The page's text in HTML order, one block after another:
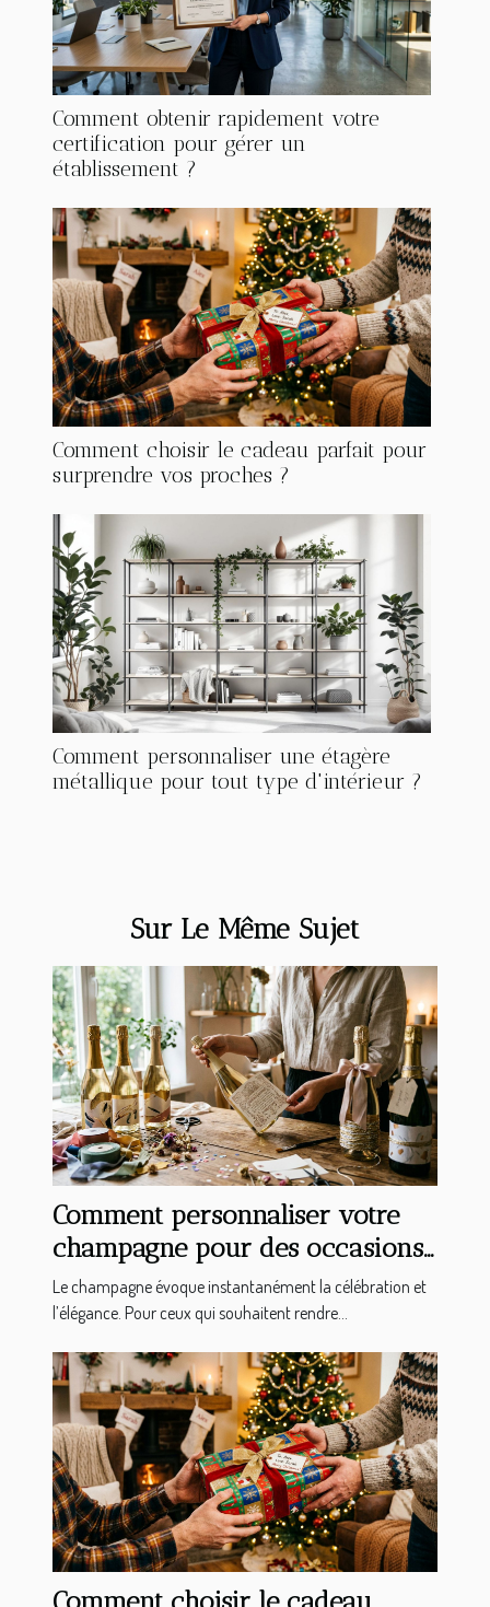
Comment obtenir rapidement votre
certification pour gérer un
établissement ?
Comment choisir le cadeau parfait pour
surprendre vos proches ?
Comment personnaliser une étagère
métallique pour tout type d'intérieur ?
Sur Le Même Sujet
Comment personnaliser votre
champagne pour des occasions
spéciales ?
Le champagne évoque instantanément la célébration et
l’élégance. Pour ceux qui souhaitent rendre...